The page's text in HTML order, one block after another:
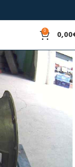
0 0,00